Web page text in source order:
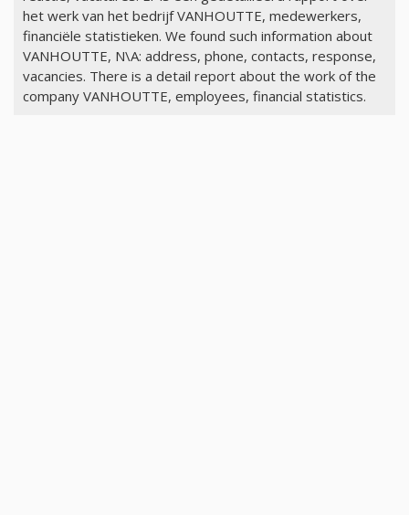
het werk van het bedrijf VANHOUTTE, medewerkers,
financiële statistieken. We found such information about
VANHOUTTE, N\A: address, phone, contacts, response,
vacancies. There is a detail report about the work of the
company VANHOUTTE, employees, financial statistics.